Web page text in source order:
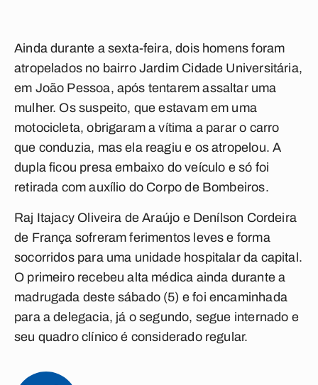
Ainda durante a sexta-feira, dois homens foram
atropelados no bairro Jardim Cidade Universitária,
em João Pessoa, após tentarem assaltar uma
mulher. Os suspeito, que estavam em uma
motocicleta, obrigaram a vítima a parar o carro
que conduzia, mas ela reagiu e os atropelou. A
dupla ficou presa embaixo do veículo e só foi
retirada com auxílio do Corpo de Bombeiros.
Raj Itajacy Oliveira de Araújo e Denílson Cordeira
de França sofreram ferimentos leves e forma
socorridos para uma unidade hospitalar da capital.
O primeiro recebeu alta médica ainda durante a
madrugada deste sábado (5) e foi encaminhada
para a delegacia, já o segundo, segue internado e
seu quadro clínico é considerado regular.